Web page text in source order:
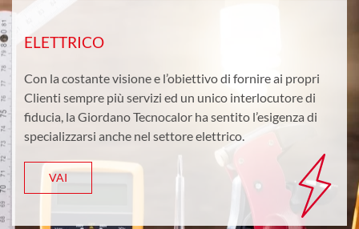
ELETTRICO
Con la costante visione e l’obiettivo di fornire ai propri
Clienti sempre più servizi ed un unico interlocutore di
fiducia, la Giordano Tecnocalor ha sentito l’esigenza di
specializzarsi anche nel settore elettrico.
VAI